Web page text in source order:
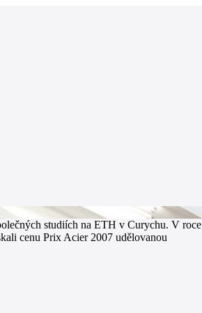
studiích na ETH v Curychu. V roce
cenu Prix Acier 2007 udělovanou